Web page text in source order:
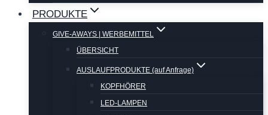
PRODUKTE
GIVE-AWAYS | WERBEMITTEL
ÜBERSICHT
AUSLAUFPRODUKTE (auf Anfrage)
KOPFHÖRER
LED-LAMPEN